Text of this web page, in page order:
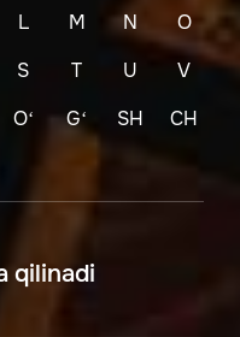
L M N
O
S T U
V
Oʻ Gʻ SH CH
qilinadi